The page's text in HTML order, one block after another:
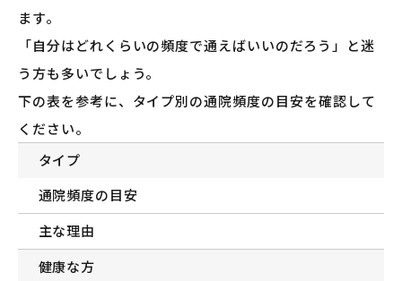
ます。
「自分はどれくらいの頻度で通えばいいのだろう」と迷
う方も多いでしょう。
下の表を参考に、タイプ別の通院頻度の目安を確認して
ください。
タイプ
通院頻度の目安
主な理由
健康な方